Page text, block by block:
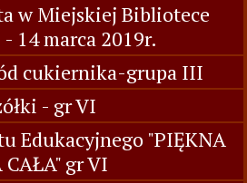
w Miejskiej Bibliotece
14 marca 2019r.
cukiernika-grupa III
- gr VI
Edukacyjnego "PIĘKNA
CAŁA" gr VI